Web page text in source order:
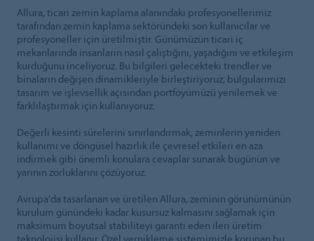
Allura, ticari zemin kaplama alanındaki profesyonellerimiz
tarafından zemin kaplama sektöründeki son kullanıcılar ve
profesyoneller için üretilmiştir. Günümüzün ticari iç
mekanlarında insanların nasıl çalıştığını, yaşadığını ve etkileşim
kurduğunu inceliyoruz. Bu bilgileri gelecekteki trendler ve
binaların değişen dinamikleriyle birleştiriyoruz; bulgularımızı
tasarım ve işlevsellik açısından portföyümüzü yenilemek ve
farklılaştırmak için kullanıyoruz.
Değerli kesinti sürelerini sınırlandırmak, zeminlerin yeniden
kullanımı ve döngüsel hazırlık ile çevresel etkileri en aza
indirmek gibi önemli konulara cevaplar sunarak bugünün ve
yarının zorluklarını çözüyoruz.
Avrupa'da tasarlanan ve üretilen Allura, zeminin görünümünün
kurulum günündeki kadar kusursuz kalmasını sağlamak için
maksimum boyutsal stabiliteyi garanti eden ileri üretim